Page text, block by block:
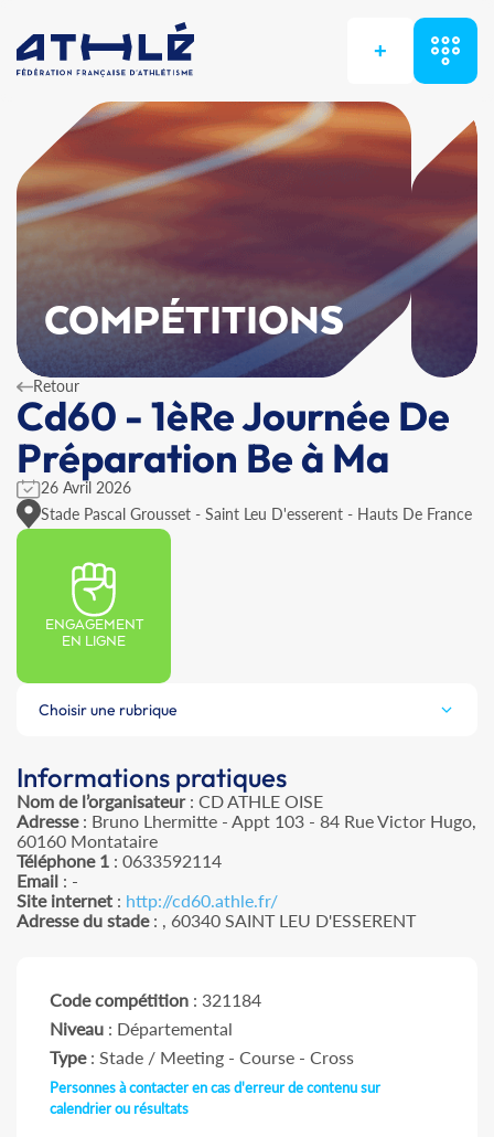
+
COMPÉTITIONS
Retour
Cd60 - 1èRe Journée De
Préparation Be à Ma
26 Avril 2026
Stade Pascal Grousset - Saint Leu D'esserent - Hauts De France
ENGAGEMENT
EN LIGNE
Choisir une rubrique
Informations pratiques
Nom de l’organisateur: CD ATHLE OISE
Adresse: Bruno Lhermitte - Appt 103 - 84 Rue Victor Hugo,
60160 Montataire
Téléphone 1 : 0633592114
Email : -
Site internet : http://cd60.athle.fr/
Adresse du stade: , 60340 SAINT LEU D'ESSERENT
Code compétition : 321184
Niveau : Départemental
Type: Stade / Meeting - Course - Cross
Personnes à contacter en cas d'erreur de contenu sur
calendrier ou résultats